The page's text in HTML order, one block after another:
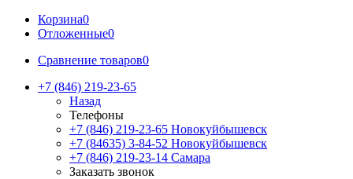
Корзина0
Отложенные0
Сравнение товаров0
+7 (846) 219-23-65
Назад
Телефоны
+7 (846) 219-23-65 Новокуйбышевск
+7 (84635) 3-84-52 Новокуйбышевск
+7 (846) 219-23-14 Самара
Заказать звонок